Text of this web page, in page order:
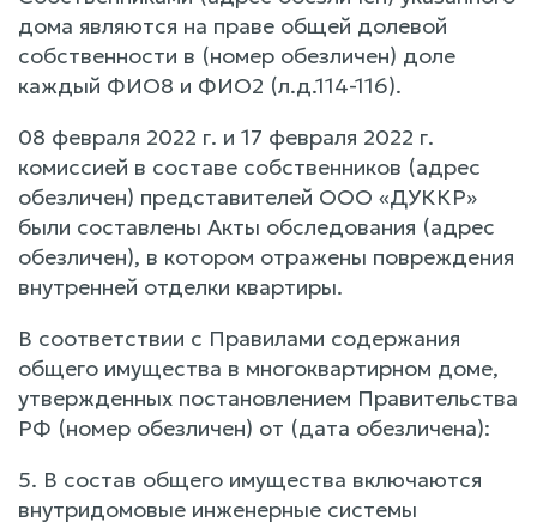
дома являются на праве общей долевой
собственности в (номер обезличен) доле
каждый ФИО8 и ФИО2 (л.д.114-116).
08 февраля 2022 г. и 17 февраля 2022 г.
комиссией в составе собственников (адрес
обезличен) представителей ООО «ДУККР»
были составлены Акты обследования (адрес
обезличен), в котором отражены повреждения
внутренней отделки квартиры.
В соответствии с Правилами содержания
общего имущества в многоквартирном доме,
утвержденных постановлением Правительства
РФ (номер обезличен) от (дата обезличена):
5. В состав общего имущества включаются
внутридомовые инженерные системы